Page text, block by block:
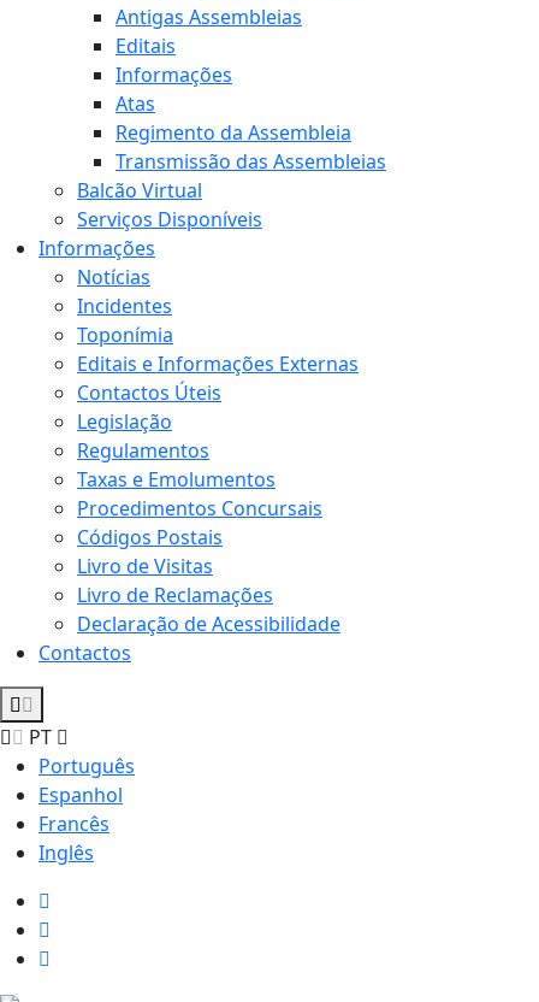
Antigas Assembleias
Editais
Informações
Atas
Regimento da Assembleia
Transmissão das Assembleias
Balcão Virtual
Serviços Disponíveis
Informações
Notícias
Incidentes
Toponímia
Editais e Informações Externas
Contactos Úteis
Legislação
Regulamentos
Taxas e Emolumentos
Procedimentos Concursais
Códigos Postais
Livro de Visitas
Livro de Reclamações
Declaração de Acessibilidade
Contactos
PT
Português
Espanhol
Francês
Inglês